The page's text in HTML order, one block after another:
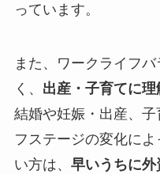
っています。
また、ワークライフ
く、 出産・子育てに
結婚や妊娠・出産、
フステージの変化に
い方は、 早いうちに